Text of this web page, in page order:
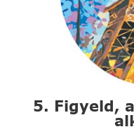
5. Figyeld,